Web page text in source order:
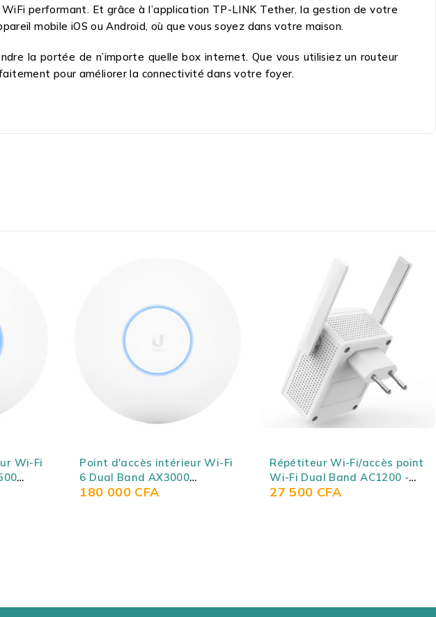
performant. Et grâce à l’application TP-LINK Tether, la gestion de votre
mobile iOS ou Android, où que vous soyez dans votre maison.
la portée de n’importe quelle box internet. Que vous utilisiez un routeur
pour améliorer la connectivité dans votre foyer.
Wi-Fi
Répétiteur Wi-Fi/accès point
Wi-Fi Dual Band AC1200 -
Tenda A18
27 500CFA
Point d'Accès Extérieur
Parabolique Wi-Fi AC450
Mbps 25 dBi - Ubiquiti
130 000CFA